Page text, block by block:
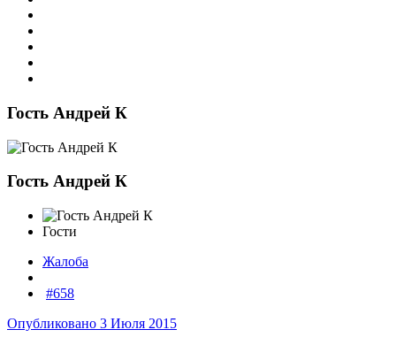
Гость Андрей К
Гость Андрей К
Гости
Жалоба
#658
Опубликовано 3 Июля 2015